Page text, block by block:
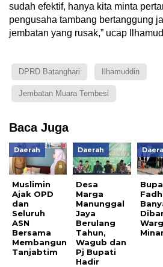
sudah efektif, hanya kita minta
pengusaha tambang bertanggung
jembatan yang rusak,” ucap
DPRD Batanghari Ilhamuddin
Jembatan Muara Tembesi
Baca Juga
Daerah
Muslimin
Ajak OPD
dan
Seluruh
ASN
Bersama
Membangun
Tanjabtim
Daerah
Desa
Marga
Manunggal
Jaya
Berulang
Tahun,
Wagub dan
Pj Bupati
Hadir